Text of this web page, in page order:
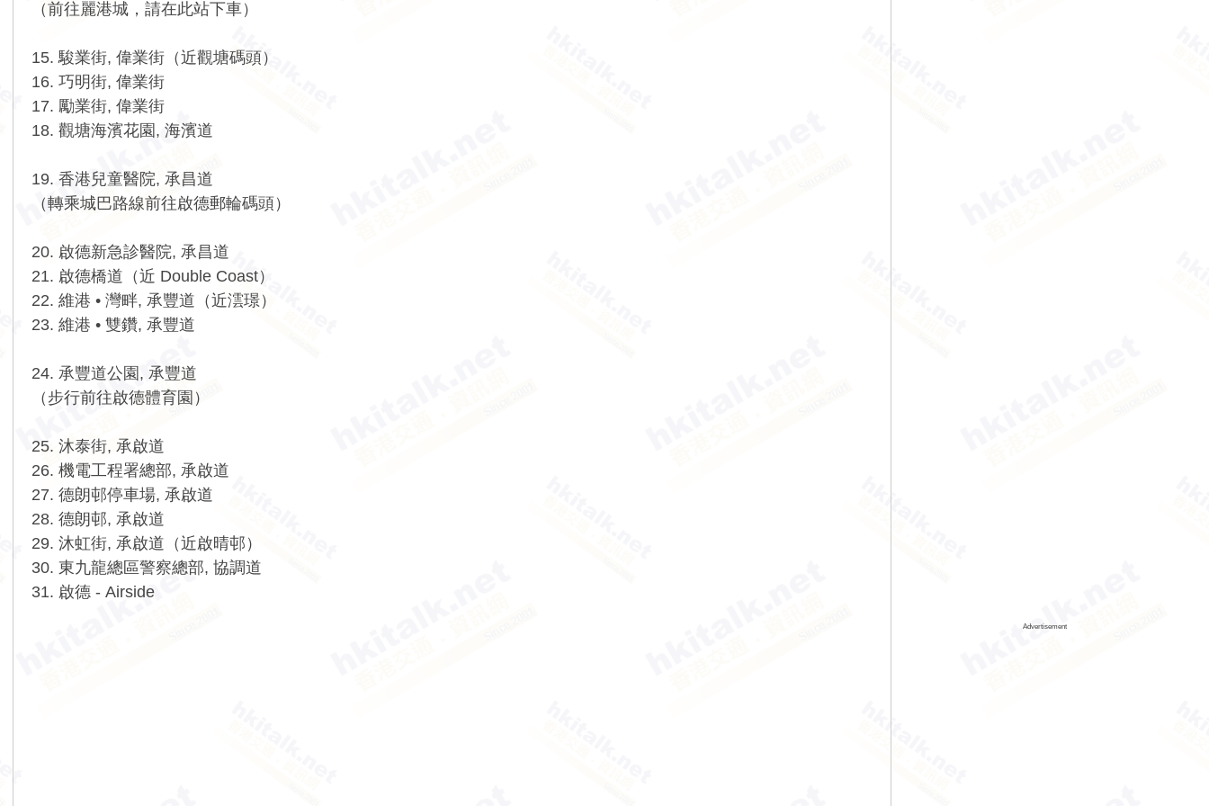
（前往麗港城，請在此站下車）
15. 駿業街, 偉業街（近觀塘碼頭）
16. 巧明街, 偉業街
17. 勵業街, 偉業街
18. 觀塘海濱花園, 海濱道
19. 香港兒童醫院, 承昌道
（轉乘城巴路線前往啟德郵輪碼頭）
20. 啟德新急診醫院, 承昌道
21. 啟德橋道（近 Double Coast）
22. 維港 • 灣畔, 承豐道（近澐璟）
23. 維港 • 雙鑽, 承豐道
24. 承豐道公園, 承豐道
（步行前往啟德體育園）
25. 沐泰街, 承啟道
26. 機電工程署總部, 承啟道
27. 德朗邨停車場, 承啟道
28. 德朗邨, 承啟道
29. 沐虹街, 承啟道（近啟晴邨）
30. 東九龍總區警察總部, 協調道
31. 啟德 - Airside
Advertisement